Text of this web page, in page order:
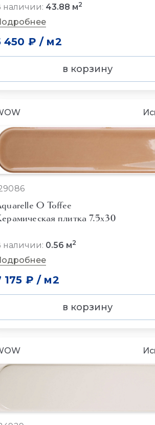
наличии: 43.88 м2
450 ₽ / м2
в корзину
O Toffee
плитка 7.5x30
наличии: 0.56 м2
175 ₽ / м2
в корзину